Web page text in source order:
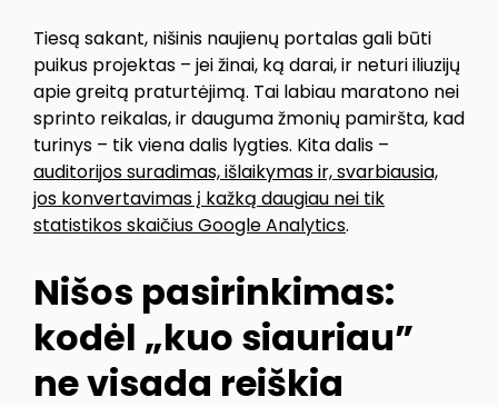
Tiesą sakant, nišinis naujienų portalas gali būti
puikus projektas – jei žinai, ką darai, ir neturi iliuzijų
apie greitą praturtėjimą. Tai labiau maratono nei
sprinto reikalas, ir dauguma žmonių pamiršta, kad
turinys – tik viena dalis lygties. Kita dalis –
auditorijos suradimas, išlaikymas ir, svarbiausia,
jos konvertavimas į kažką daugiau nei tik
statistikos skaičius Google Analytics.
Nišos pasirinkimas:
kodėl „kuo siauriau”
ne visada reiškia